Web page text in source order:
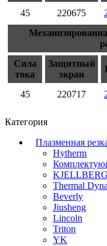
45 220675
Сила
тока
Защитный
экран
45 220717
Категория
Плазменная
Hytherm
KJELLBERG
Thermal
Beverly
Jiusheng
Lincoln
Triton
YK